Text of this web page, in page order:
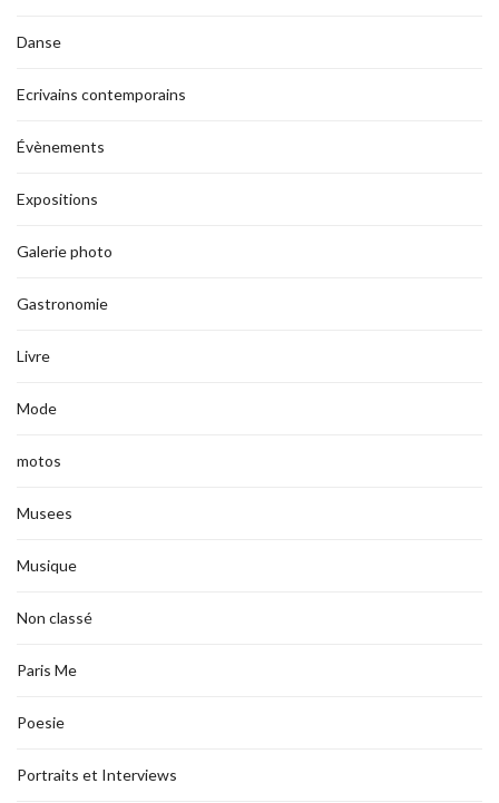
Danse
Ecrivains contemporains
Évènements
Expositions
Galerie photo
Gastronomie
Livre
Mode
motos
Musees
Musique
Non classé
Paris Me
Poesie
Portraits et Interviews